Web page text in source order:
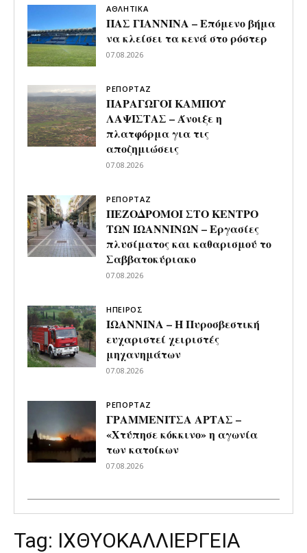
ΑΘΛΗΤΙΚΑ
ΠΑΣ ΓΙΑΝΝΙΝΑ – Επόμενο βήμα
να κλείσει τα κενά στο ρόστερ
07.08.2026
ΡΕΠΟΡΤΑΖ
ΠΑΡΑΓΩΓΟΙ ΚΑΜΠΟΥ
ΛΑΨΙΣΤΑΣ – Άνοιξε η
πλατφόρμα για τις
αποζημιώσεις
07.08.2026
ΡΕΠΟΡΤΑΖ
ΠΕΖΟΔΡΟΜΟΙ ΣΤΟ ΚΕΝΤΡΟ
ΤΩΝ ΙΩΑΝΝΙΝΩΝ – Εργασίες
πλυσίματος και καθαρισμού το
Σαββατοκύριακο
07.08.2026
ΗΠΕΙΡΟΣ
ΙΩΑΝΝΙΝΑ – Η Πυροσβεστική
ευχαριστεί χειριστές
μηχανημάτων
07.08.2026
ΡΕΠΟΡΤΑΖ
ΓΡΑΜΜΕΝΙΤΣΑ ΑΡΤΑΣ –
«Χτύπησε κόκκινο» η αγωνία
των κατοίκων
07.08.2026
Tag: ΙΧΘΥΟΚΑΛΛΙΕΡΓΕΙΑ